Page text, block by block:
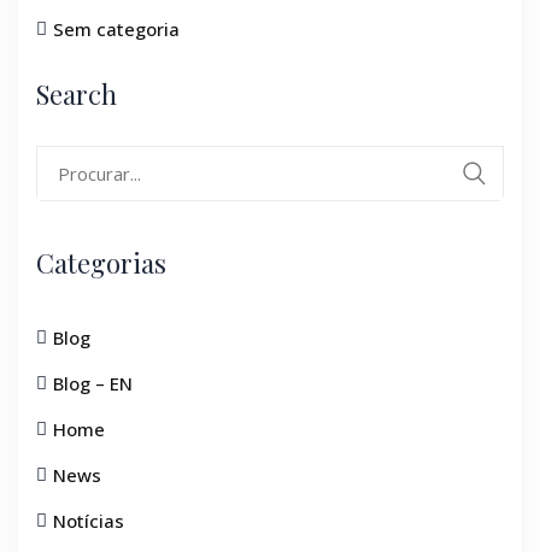
Sem categoria
Search
Categorias
Blog
Blog – EN
Home
News
Notícias